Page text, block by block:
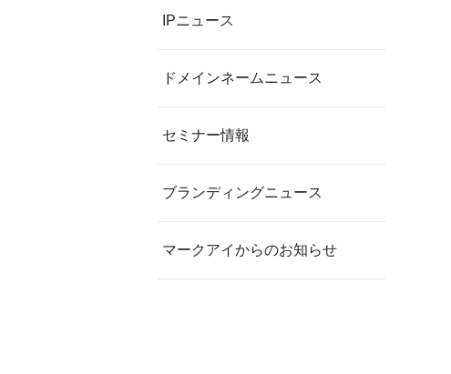
IPニュース
ドメインネームニュース
セミナー情報
ブランディングニュース
マークアイからのお知らせ